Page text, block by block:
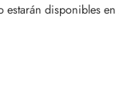
disponibles en